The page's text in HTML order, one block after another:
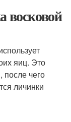
восковой
яиц. Это
после чего
личинки